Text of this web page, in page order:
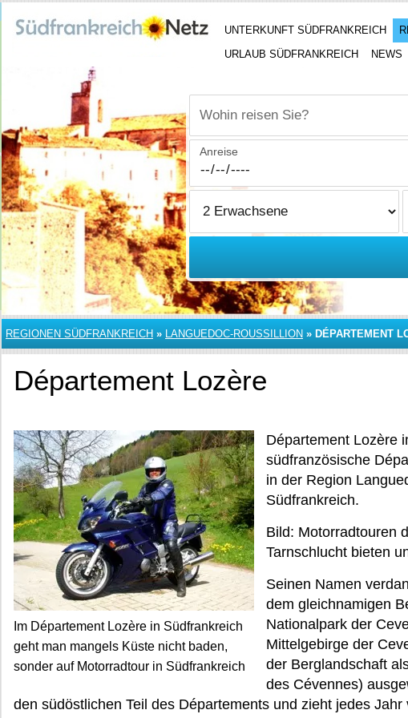
UNTERKUNFT SÜDFRANKREICH
URLAUB SÜDFRANKREICH
NEWS
Wohin reisen Sie?
Anreise
REGIONEN SÜDFRANKREICH » LANGUEDOC-ROUSSILLION » DÉPARTEMENT
Département Lozère
Im Département Lozère in Südfrankreich
geht man mangels Küste nicht baden,
sonder auf Motorradtour in Südfrankreich
Département Lozère
südfranzösische
in der Region
Südfrankreich.
Bild: Motorradtouren
Tarnschlucht bieten
Seinen Namen
dem gleichnamigen
Nationalpark der
Mittelgebirge der
der Berglandschaft
des Cévennes)
den südöstlichen Teil des Départements und zieht jedes Jahr